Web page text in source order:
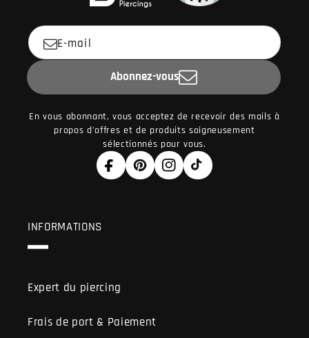
E-mail
Abonnez-vous
En vous abonnant, vous acceptez de recevoir des mails à
propos d'offres et de produits soigneusement
sélectionnés pour vous.
FacebookPinterestInstagram
TikTok
INFORMATIONS
Expert du piercing
Frais de port & Paiement